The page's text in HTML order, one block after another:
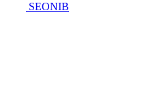
SEONIB